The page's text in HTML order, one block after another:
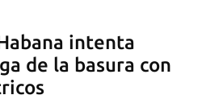
intenta
de la basura con